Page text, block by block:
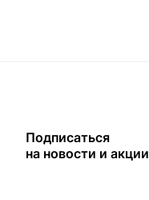
Подписаться
на новости и акции